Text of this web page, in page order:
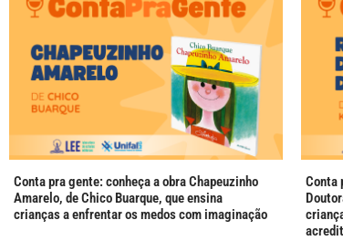
Conta pra gente: conheça a obra Chapeuzinho
Amarelo, de Chico Buarque, que ensina
crianças a enfrentar os medos com imaginação
Conta